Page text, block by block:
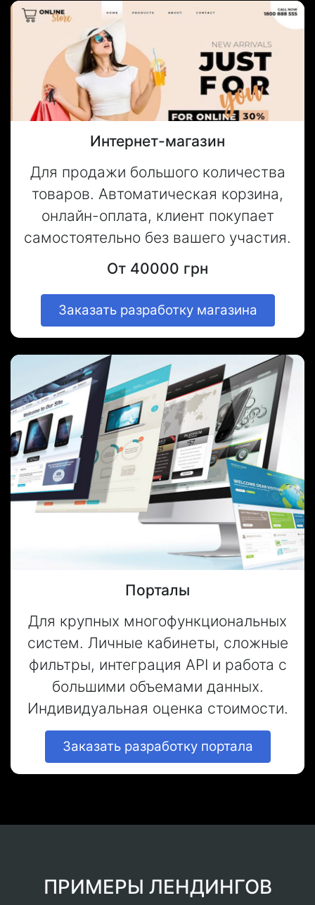
Интернет-магазин
Для продажи большого количества
товаров. Автоматическая корзина,
онлайн-оплата, клиент покупает
самостоятельно без вашего участия.
От 40000 грн
Заказать разработку магазина
Порталы
Для крупных многофункциональных
систем. Личные кабинеты, сложные
фильтры, интеграция API и работа с
большими объемами данных.
Индивидуальная оценка стоимости.
Заказать разработку портала
ПРИМЕРЫ ЛЕНДИНГОВ